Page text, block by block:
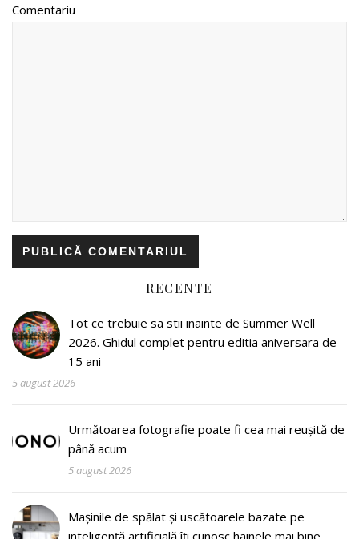
Comentariu
RECENTE
Tot ce trebuie sa stii inainte de Summer Well
2026. Ghidul complet pentru editia aniversara de
15 ani
5 august 2026
Următoarea fotografie poate fi cea mai reușită de
până acum
5 august 2026
Mașinile de spălat și uscătoarele bazate pe
inteligență artificială îți cunosc hainele mai bine